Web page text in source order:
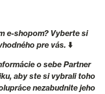
e-shopom? Vyberte si
pre vás. ⬇️
o sebe Partner
aby ste si vybrali toho
nezabudnite jeho